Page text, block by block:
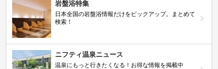
岩盤浴特集
日本全国の岩盤浴情報だけをピックアップ。まとめて
検索！
ニフティ温泉ニュース
温泉にもっと行きたくなる！お得な情報を掲載中